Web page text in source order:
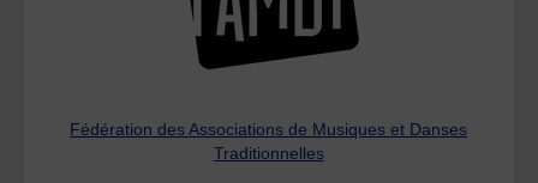
Fédération des Associations de Musiques et Danses
Traditionnelles